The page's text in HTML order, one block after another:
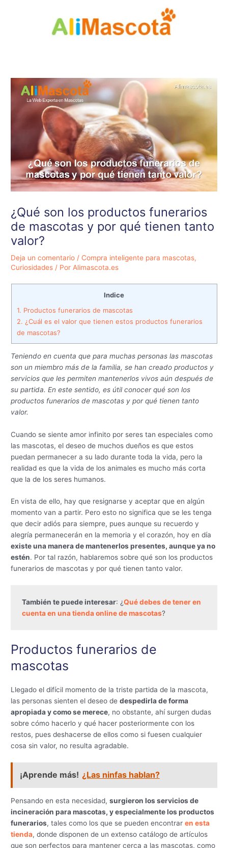
¿Qué son los productos funerarios
de mascotas y por qué tienen tanto
valor?
Deja un comentario / Compra inteligente para mascotas,
Curiosidades / Por Alimascota.es
Indice
1. Productos funerarios de mascotas
2. ¿Cuál es el valor que tienen estos productos funerarios
de mascotas?
Teniendo en cuenta que para muchas personas las mascotas
son un miembro más de la familia, se han creado productos y
servicios que les permiten mantenerlos vivos aún después de
su partida. En este sentido, es útil conocer qué son los
productos funerarios de mascotas y por qué tienen tanto
valor.
Cuando se siente amor infinito por seres tan especiales como
las mascotas, el deseo de muchos dueños es que estos
puedan permanecer a su lado durante toda la vida, pero la
realidad es que la vida de los animales es mucho más corta
que la de los seres humanos.
En vista de ello, hay que resignarse y aceptar que en algún
momento van a partir. Pero esto no significa que se les tenga
que decir adiós para siempre, pues aunque su recuerdo y
alegría permanecerán en la memoria y el corazón, hoy en día
existe una manera de mantenerlos presentes, aunque ya no
estén. Por tal razón, hablaremos sobre qué son los productos
funerarios de mascotas y por qué tienen tanto valor.
También te puede interesar: ¿Qué debes de tener en
cuenta en una tienda online de mascotas?
Productos funerarios de
mascotas
Llegado el difícil momento de la triste partida de la mascota,
las personas sienten el deseo dedespedirla de forma
apropiada y como se merece, no obstante, ahí surgen dudas
sobre cómo hacerlo y qué hacer posteriormente con los
restos, pues deshacerse de ellos como si fuesen cualquier
cosa sin valor, no resulta agradable.
¡Aprende más! ¿Las ninfas hablan?
Pensando en esta necesidad,surgieron los servicios de
incineración para mascotas, y especialmente los productos
funerarios, tales como los que se pueden encontraren esta
tienda, donde disponen de un extenso catálogo de artículos
que son perfectos para mantener cerca a las mascotas, como